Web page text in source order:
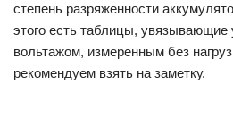
степень разряженности
этого есть таблицы, увязывающие
вольтажом, измеренным без
рекомендуем взять на заметку.